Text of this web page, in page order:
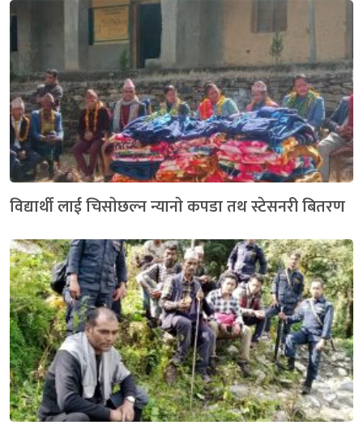
विद्यार्थी लाई चिसाेछल्न न्यानाे कपडा तथ स्टेसनरी बितरण